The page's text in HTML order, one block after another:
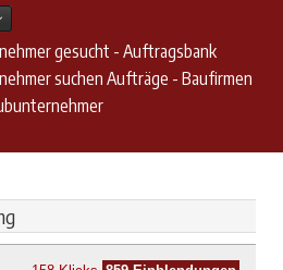
gesucht - Auftragsbank
suchen Aufträge - Baufirmen